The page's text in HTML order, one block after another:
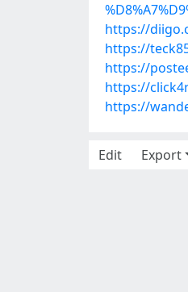
https://
https://
https://
https://
https://
Edit
Export